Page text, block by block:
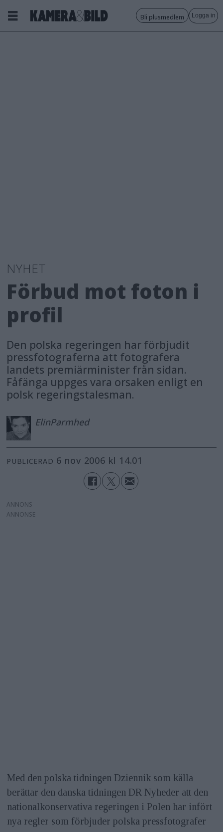
Bli plusmedlem Logga in
NYHET
Förbud mot foton i
profil
Den polska regeringen har förbjudit
pressfotograferna att fotografera
landets premiärminister från sidan.
Fåfänga uppges vara orsaken enligt en
polsk regeringstalesman.
ElinParmhed
PUBLICERAD 6 nov 2006 kl 14.01
ANNONS
Med den polska tidningen Dziennik som källa
berättar den danska tidningen DR Nyheder att den
nationalkonservativa regeringen i Polen har infört
nya regler som förbjuder polska pressfotografer